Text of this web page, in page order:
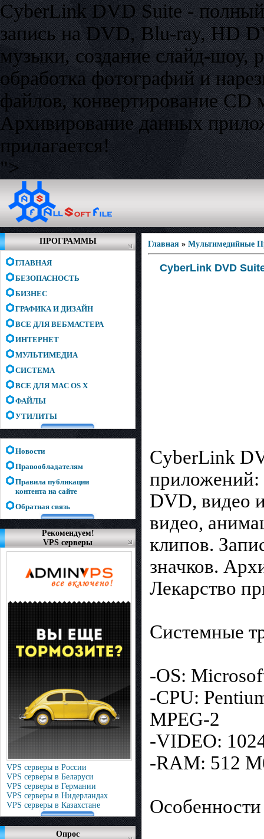
CyberLink DVD Suite -
запись на DVD, Blu-ray, HD
музыки, создание слайд-шоу,
обработка фотографий и
файлов, конвертирование CD
Архивирование данных
прилагается!
">
ПРОГРАММЫ
ГЛАВНАЯ
БЕЗОПАСНОСТЬ
БИЗНЕС
ГРАФИКА И ДИЗАЙН
ВСЕ ДЛЯ ВЕБМАСТЕРА
ИНТЕРНЕТ
МУЛЬТИМЕДИА
СИСТЕМА
ВСЕ ДЛЯ MAC OS X
ФАЙЛЫ
УТИЛИТЫ
Новости
Правообладателям
Правила публикации
контента на сайте
Обратная связь
Рекомендуем!
VPS серверы
VPS серверы в России
VPS серверы в Беларуси
VPS серверы в Германии
VPS серверы в Нидерландах
VPS серверы в Казахстане
Опрос
Главная » Мультимедийные
CyberLink DVD
CyberLink
приложений:
DVD, видео
видео,
клипов.
значков.
Лекарство
Системные
-OS:
-CPU:
MPEG-2
-VIDEO:
-RAM: 512